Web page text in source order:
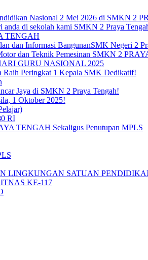
Nasional 2 Mei 2026 di SMKN 2
di sekolah kami SMKN 2 Praya
TENGAH
dan Informasi BangunanSMK Negeri 2
dan Teknik Pemesinan SMKN 2
GURU NASIONAL 2025
Raih Peringkat 1 Kepala SMK Dedikatif!
Jaya di SMKN 2 Praya Tengah!
1 Oktober 2025!
RI
TENGAH Sekaligus Penutupan MPLS
LINGKUNGAN SATUAN
KE-117